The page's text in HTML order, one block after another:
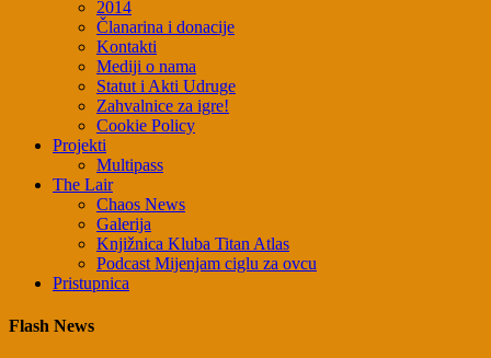
2014
Članarina i donacije
Kontakti
Mediji o nama
Statut i Akti Udruge
Zahvalnice za igre!
Cookie Policy
Projekti
Multipass
The Lair
Chaos News
Galerija
Knjižnica Kluba Titan Atlas
Podcast Mijenjam ciglu za ovcu
Pristupnica
Flash News